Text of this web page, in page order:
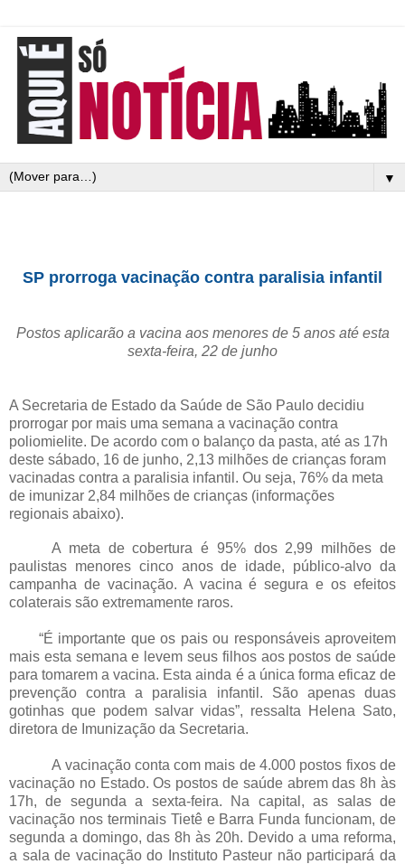
▼
SP prorroga vacinação contra paralisia infantil
Postos aplicarão a vacina aos menores de 5 anos até esta
sexta-feira, 22 de junho
A Secretaria de Estado da Saúde de São Paulo decidiu
prorrogar por mais uma semana a vacinação contra
poliomielite. De acordo com o balanço da pasta, até as 17h
deste sábado, 16 de junho, 2,13 milhões de crianças foram
vacinadas contra a paralisia infantil. Ou seja, 76% da meta
de imunizar 2,84 milhões de crianças (informações
regionais abaixo).
A meta de cobertura é 95% dos 2,99 milhões de
paulistas menores cinco anos de idade, público-alvo da
campanha de vacinação. A vacina é segura e os efeitos
colaterais são extremamente raros.
“É importante que os pais ou responsáveis aproveitem
mais esta semana e levem seus filhos aos postos de saúde
para tomarem a vacina. Esta ainda é a única forma eficaz de
prevenção contra a paralisia infantil. São apenas duas
gotinhas que podem salvar vidas”, ressalta Helena Sato,
diretora de Imunização da Secretaria.
A vacinação conta com mais de 4.000 postos fixos de
vacinação no Estado. Os postos de saúde abrem das 8h às
17h, de segunda a sexta-feira. Na capital, as salas de
vacinação nos terminais Tietê e Barra Funda funcionam, de
segunda a domingo, das 8h às 20h. Devido a uma reforma,
a sala de vacinação do Instituto Pasteur não participará da